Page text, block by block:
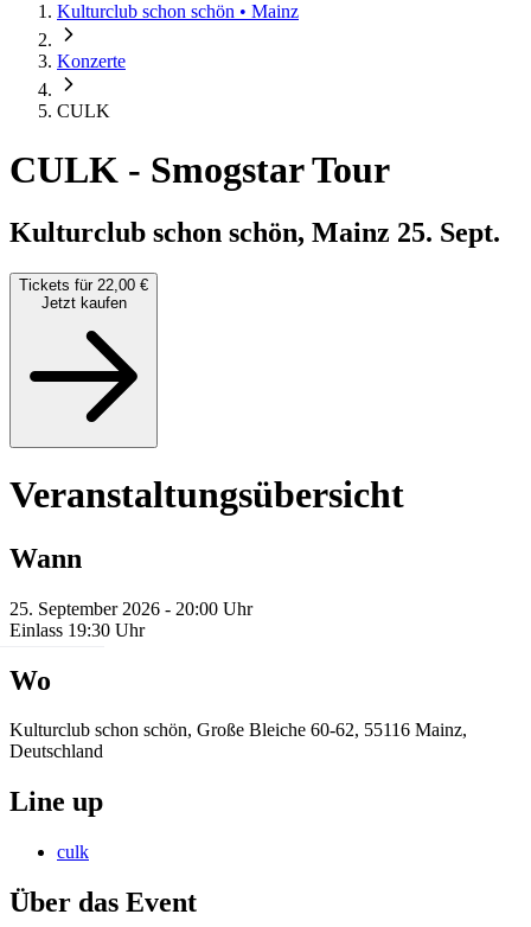
Kulturclub schon schön • Mainz
Konzerte
CULK
CULK - Smogstar Tour
Kulturclub schon schön, Mainz 25. Sept.
Tickets für 22,00 €
Jetzt kaufen
Veranstaltungsübersicht
Wann
25. September 2026 - 20:00 Uhr
Einlass 19:30 Uhr
Wo
Kulturclub schon schön, Große Bleiche 60-62, 55116 Mainz,
Deutschland
Line up
culk
Über das Event